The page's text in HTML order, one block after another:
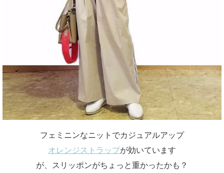
フェミニンなニットでカジュアルアップ
オレンジストラップが効いています
が、スリッポンがちょっと重かったかも？